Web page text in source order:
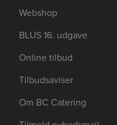
Webshop
BLUS 16. udgave
Online tilbud
Tilbudsaviser
Om BC Catering